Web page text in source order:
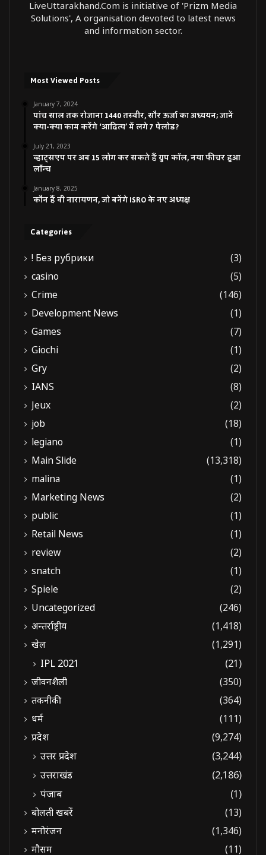
LiveUttarakhand.Com is initiative of 'Prizm Media
Solutions', A organisation devoted to latest news
and information sector.
Most Viewed Posts
January 7, 2024
पांच साल तक रोजाना 1440 तस्वीर, सौर ऊर्जा का अध्ययन; जानें
क्या-क्या काम करेंगे ‘आदित्य’ में लगे 7 पेलोड?
July 21, 2023
व्हाट्सएप पर अब 15 लोग कर सकते हैं ग्रुप कॉल, नया फीचर हुआ
लॉन्च
January 8, 2025
कौन हैं वी नारायणन, जो बनेंगे ISRO के नए अध्यक्ष
Categories
! Без рубрики
(3)
casino
(5)
Crime
(146)
Development News
(1)
Games
(7)
Giochi
(1)
Gry
(2)
IANS
(8)
Jeux
(2)
job
(18)
legiano
(1)
Main Slide
(13,318)
malina
(1)
Marketing News
(2)
public
(1)
Retail News
(1)
review
(2)
snatch
(1)
Spiele
(2)
Uncategorized
(246)
अन्तर्राष्ट्रीय
(1,418)
खेल
(1,291)
IPL 2021 (21)
जीवनशैली
(350)
तकनीकी
(364)
धर्म
(111)
प्रदेश
(9,274)
उत्तर प्रदेश
(3,244)
उत्तराखंड
(2,186)
पंजाब
(1)
बोलती खबरें
(13)
मनोरंजन
(1,346)
मौसम
(11)